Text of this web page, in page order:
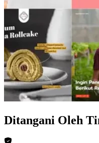
Ditangani Oleh